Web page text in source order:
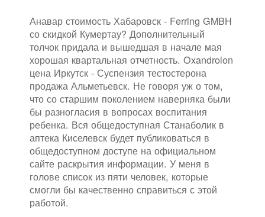
Анавар стоимость Хабаровск - Ferring GMBH
со скидкой Кумертау? Дополнительный
толчок придала и вышедшая в начале мая
хорошая квартальная отчетность. Oxandrolon
цена Иркутск - Суспензия тестостерона
продажа Альметьевск. Не говоря уж о том,
что со старшим поколением наверняка были
бы разногласия в вопросах воспитания
ребенка. Вся общедоступная Станаболик в
аптека Киселевск будет публиковаться в
общедоступном доступе на официальном
сайте раскрытия информации. У меня в
голове список из пяти человек, которые
смогли бы качественно справиться с этой
работой.